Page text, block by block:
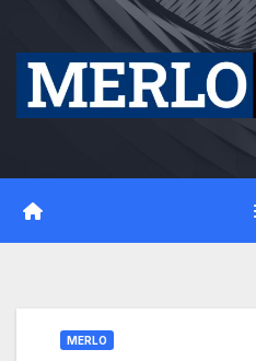
content
MERLO